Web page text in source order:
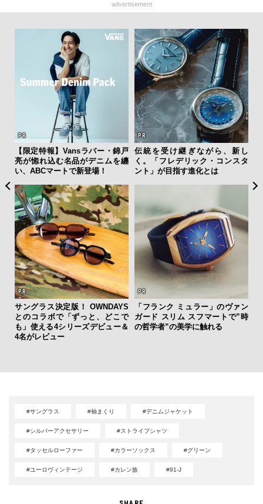
advertisement
【限定特報】Vansラバー・錦戸
亮が惚れ込む名品がデニムを纏
い、ABCマートで新登場！
伝統を受け継ぎながら、新し
く。「フレデリック・コンスタ
ント」が目指す進化とは
サングラス決定版！ OWNDAYS
とのコラボで「ずっと、どこで
も」使える4シリーズデビュー＆
4名がレビュー
「フランク ミュラー」のヴァン
ガード スリム スフマートで”時
の哲学者”の美学に触れる
y
#サングラス #袖まくり #デニムジャケット
#シルバーアクセサリー #ストライプシャツ
#タッセルローファー #カラーソックス #グリーン
#ユーロヴィンテージ #カレン族 #91-J